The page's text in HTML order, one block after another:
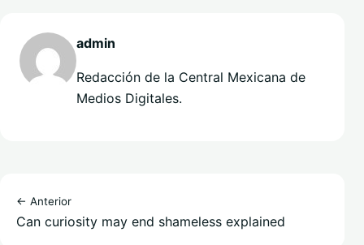
admin
Redacción de la Central Mexicana de
Medios Digitales.
← Anterior
Can curiosity may end shameless explained